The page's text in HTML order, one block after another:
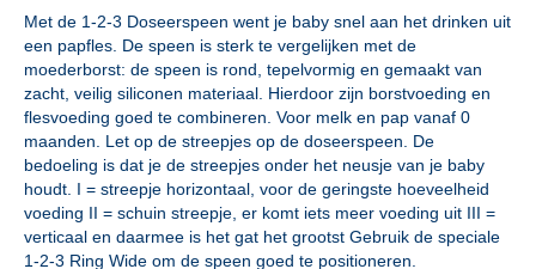
Met de 1-2-3 Doseerspeen went je baby snel aan het drinken uit
een papfles. De speen is sterk te vergelijken met de
moederborst: de speen is rond, tepelvormig en gemaakt van
zacht, veilig siliconen materiaal. Hierdoor zijn borstvoeding en
flesvoeding goed te combineren. Voor melk en pap vanaf 0
maanden. Let op de streepjes op de doseerspeen. De
bedoeling is dat je de streepjes onder het neusje van je baby
houdt. I = streepje horizontaal, voor de geringste hoeveelheid
voeding II = schuin streepje, er komt iets meer voeding uit III =
verticaal en daarmee is het gat het grootst Gebruik de speciale
1-2-3 Ring Wide om de speen goed te positioneren.